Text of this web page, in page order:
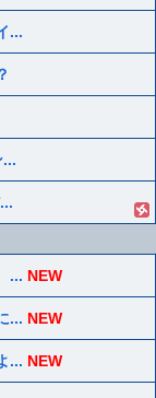
...
... NEW
... NEW
... NEW